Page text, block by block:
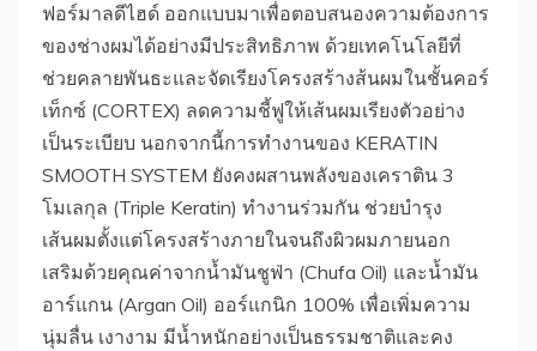
ฟอร์มาลดีไฮด์ ออกแบบมาเพื่อตอบสนองความต้องการ
ของช่างผมได้อย่างมีประสิทธิภาพ ด้วยเทคโนโลยีที่
ช่วยคลายพันธะและจัดเรียงโครงสร้างส้นผมในชั้นคอร์
เท็กซ์ (CORTEX) ลดความชี้ฟูให้เส้นผมเรียงตัวอย่าง
เป็นระเบียบ นอกจากนี้การทำงานของ KERATIN
SMOOTH SYSTEM ยังคงผสานพลังของเคราติน 3
โมเลกุล (Triple Keratin) ทำงานร่วมกัน ช่วยบำรุง
เส้นผมตั้งแต่โครงสร้างภายในจนถึงผิวผมภายนอก
เสริมด้วยคุณค่าจากน้ำมันชูฟ่า (Chufa Oil) และน้ำมัน
อาร์แกน (Argan Oil) ออร์แกนิก 100% เพื่อเพิ่มความ
นุ่มลื่น เงางาม มีน้ำหนักอย่างเป็นธรรมชาติและคง